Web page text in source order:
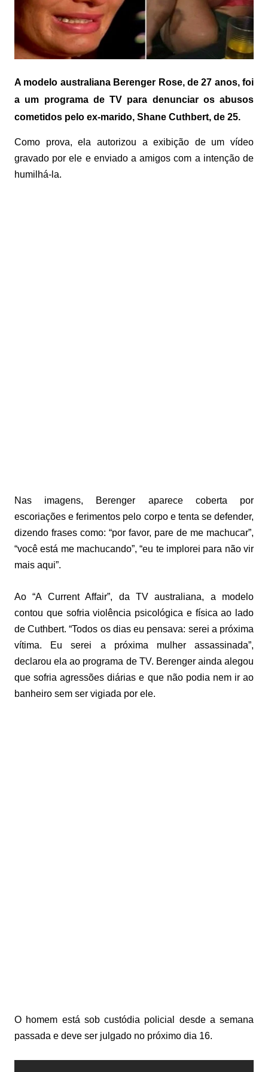
A modelo australiana Berenger Rose, de 27 anos, foi
a um programa de TV para denunciar os abusos
cometidos pelo ex-marido, Shane Cuthbert, de 25.
Como prova, ela autorizou a exibição de um vídeo
gravado por ele e enviado a amigos com a intenção de
humilhá-la.
Nas imagens, Berenger aparece coberta por
escoriações e ferimentos pelo corpo e tenta se defender,
dizendo frases como: “por favor, pare de me machucar”,
“você está me machucando”, “eu te implorei para não vir
mais aqui”.
Ao “A Current Affair”, da TV australiana, a modelo
contou que sofria violência psicológica e física ao lado
de Cuthbert. “Todos os dias eu pensava: serei a próxima
vítima. Eu serei a próxima mulher assassinada”,
declarou ela ao programa de TV. Berenger ainda alegou
que sofria agressões diárias e que não podia nem ir ao
banheiro sem ser vigiada por ele.
O homem está sob custódia policial desde a semana
passada e deve ser julgado no próximo dia 16.